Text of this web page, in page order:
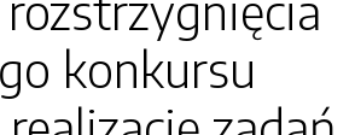
konkursu